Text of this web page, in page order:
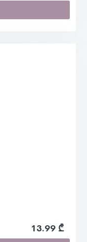
13.99 ₾